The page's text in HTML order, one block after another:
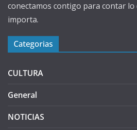
conectamos contigo para contar lo
importa.
Categorias
CULTURA
General
NOTICIAS